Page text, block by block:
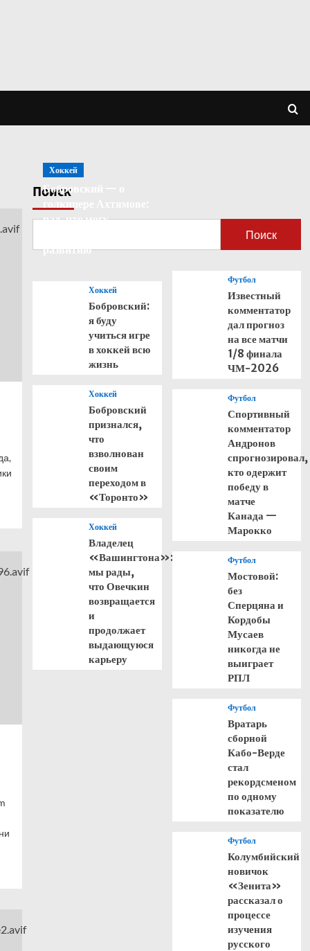
Поиск
Поиск
Хоккей
Бобровский — о
рад, что могу
развитию
Хоккей
Бобровский:
я буду
учиться игре
в хоккей всю
жизнь
Хоккей
Бобровский
признался,
что
взволнован
своим
переходом в
«Торонто»
Хоккей
Владелец
«Вашингтона»:
мы рады,
что Овечкин
возвращается
и
продолжает
выдающуюся
карьеру
Футбол
Известный
комментатор
дал прогноз
на все матчи
1/8 финала
ЧМ-2026
Футбол
Спортивный
комментатор
Андронов
спрогнозировал,
кто одержит
победу в
матче
Канада —
Марокко
Футбол
Мостовой:
без
Сперцяна и
Кордобы
Мусаев
никогда не
выиграет
РПЛ
Футбол
Вратарь
сборной
Кабо-Верде
стал
рекордсменом
по одному
показателю
Футбол
Колумбийский
новичок
«Зенита»
рассказал о
процессе
изучения
русского